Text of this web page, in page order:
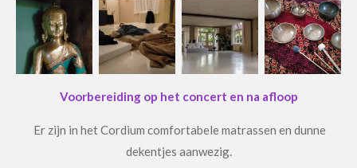
Voorbereiding op het concert en na afloop
Er zijn in het Cordium comfortabele matrassen en dunne
dekentjes aanwezig.